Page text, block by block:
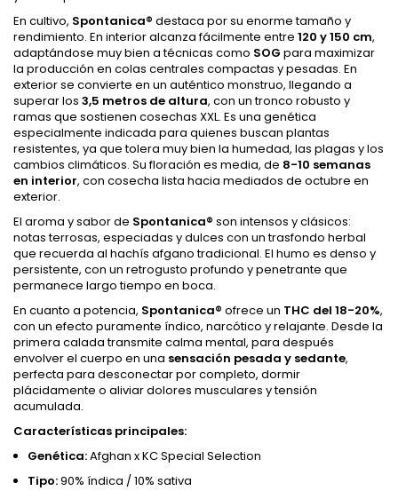
En cultivo, Spontanica® destaca por su enorme tamaño y
rendimiento. En interior alcanza fácilmente entre 120 y 150 cm,
adaptándose muy bien a técnicas como SOG para maximizar
la producción en colas centrales compactas y pesadas. En
exterior se convierte en un auténtico monstruo, llegando a
superar los 3,5 metros de altura, con un tronco robusto y
ramas que sostienen cosechas XXL. Es una genética
especialmente indicada para quienes buscan plantas
resistentes, ya que tolera muy bien la humedad, las plagas y los
cambios climáticos. Su floración es media, de 8-10 semanas
en interior, con cosecha lista hacia mediados de octubre en
exterior.
El aroma y sabor de Spontanica® son intensos y clásicos:
notas terrosas, especiadas y dulces con un trasfondo herbal
que recuerda al hachís afgano tradicional. El humo es denso y
persistente, con un retrogusto profundo y penetrante que
permanece largo tiempo en boca.
En cuanto a potencia, Spontanica® ofrece un THC del 18-20%,
con un efecto puramente índico, narcótico y relajante. Desde la
primera calada transmite calma mental, para después
envolver el cuerpo en una sensación pesada y sedante,
perfecta para desconectar por completo, dormir
plácidamente o aliviar dolores musculares y tensión
acumulada.
Características principales:
Genética:Afghan x KC Special Selection
Tipo:90% índica / 10% sativa